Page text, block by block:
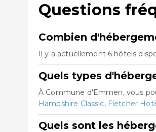
Questions
Combien
Il y a actuellement 6 hôtels
Quels types
À Commune d'Emmen, vous
Hampshire Classic, Fletcher
Quels sont les